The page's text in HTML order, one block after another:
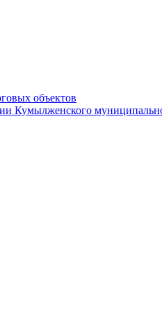
объектов
Кумылженского